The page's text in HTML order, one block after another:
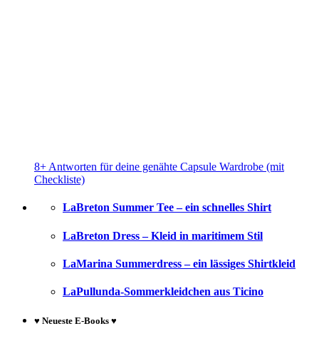
8+ Antworten für deine genähte Capsule Wardrobe (mit
Checkliste)
LaBreton Summer Tee – ein schnelles Shirt
LaBreton Dress – Kleid in maritimem Stil
LaMarina Summerdress – ein lässiges Shirtkleid
LaPullunda-Sommerkleidchen aus Ticino
♥ Neueste E-Books ♥